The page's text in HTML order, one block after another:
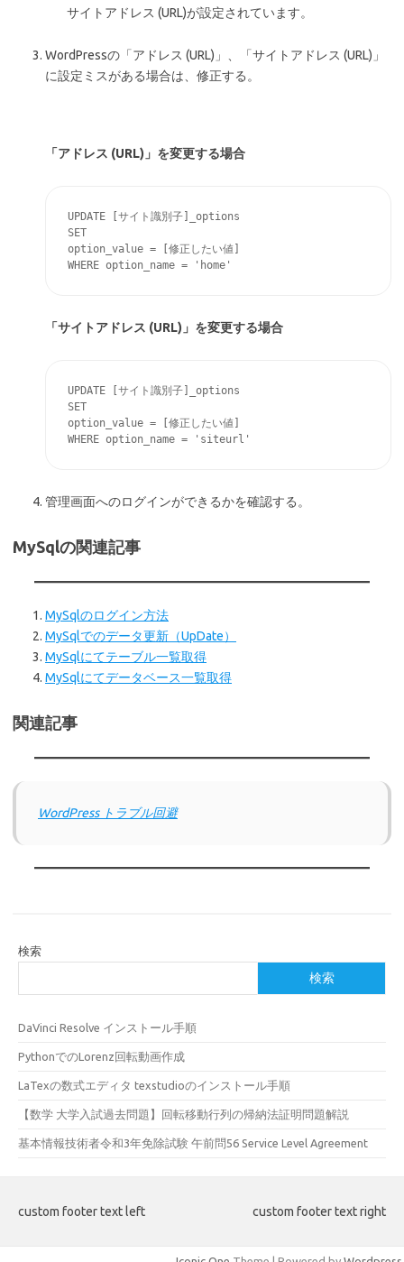
サイトアドレス (URL)が設定されています。
WordPressの「アドレス (URL)」、「サイトアドレス (URL)」
に設定ミスがある場合は、修正する。
「アドレス (URL)」を変更する場合
UPDATE [サイト識別子]_options
SET
option_value = [修正したい値]
「サイトアドレス (URL)」を変更する場合
UPDATE [サイト識別子]_options
SET
option_value = [修正したい値]
管理画面へのログインができるかを確認する。
MySqlの関連記事
MySqlのログイン方法
MySqlでのデータ更新（UpDate）
MySqlにてテーブル一覧取得
MySqlにてデータベース一覧取得
関連記事
WordPress トラブル回避
検索
検索
DaVinci Resolve インストール手順
PythonでのLorenz回転動画作成
LaTexの数式エディタ texstudioのインストール手順
【数学 大学入試過去問題】回転移動行列の帰納法証明問題解説
基本情報技術者令和3年免除試験 午前問56 Service Level Agreement
custom footer text left custom footer text right